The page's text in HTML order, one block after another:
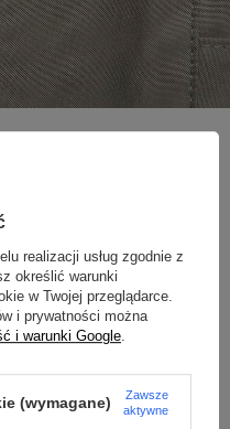
Wymagany dowód
realizacji usług zgodnie z
określić warunki
w Twojej przeglądarce.
i prywatności można
i warunki Google.
(wymagane)
Zawsze
aktywne